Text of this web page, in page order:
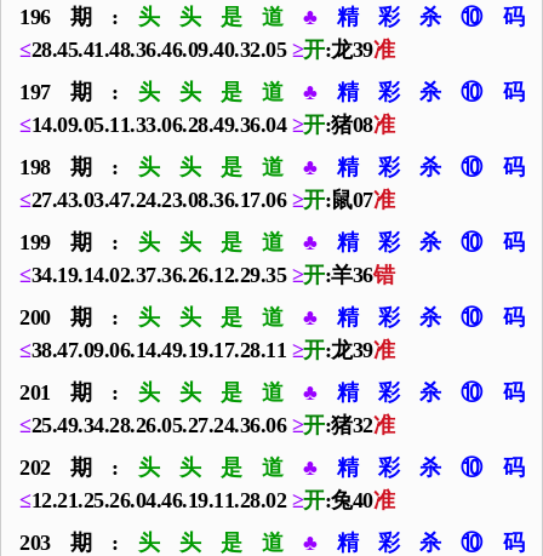
196期: 头头是道♣精彩杀⑩码
≤28.45.41.48.36.46.09.40.32.05≥开:龙39准
197期: 头头是道♣精彩杀⑩码
≤14.09.05.11.33.06.28.49.36.04≥开:猪08准
198期: 头头是道♣精彩杀⑩码
≤27.43.03.47.24.23.08.36.17.06≥开:鼠07准
199期: 头头是道♣精彩杀⑩码
≤34.19.14.02.37.36.26.12.29.35≥开:羊36错
200期: 头头是道♣精彩杀⑩码
≤38.47.09.06.14.49.19.17.28.11 ≥开:龙39准
201期: 头头是道♣精彩杀⑩码
≤25.49.34.28.26.05.27.24.36.06≥开:猪32准
202期: 头头是道♣精彩杀⑩码
≤12.21.25.26.04.46.19.11.28.02≥开:兔40准
203期: 头头是道♣精彩杀⑩码